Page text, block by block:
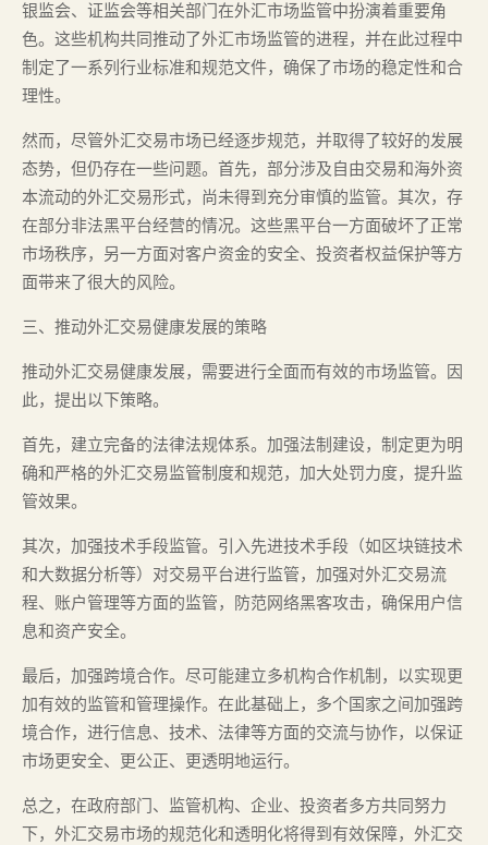
银监会、证监会等相关部门在外汇市场监管中扮演着重要角
色。这些机构共同推动了外汇市场监管的进程，并在此过程中
制定了一系列行业标准和规范文件，确保了市场的稳定性和合
理性。
然而，尽管外汇交易市场已经逐步规范，并取得了较好的发展
态势，但仍存在一些问题。首先，部分涉及自由交易和海外资
本流动的外汇交易形式，尚未得到充分审慎的监管。其次，存
在部分非法黑平台经营的情况。这些黑平台一方面破坏了正常
市场秩序，另一方面对客户资金的安全、投资者权益保护等方
面带来了很大的风险。
三、推动外汇交易健康发展的策略
推动外汇交易健康发展，需要进行全面而有效的市场监管。因
此，提出以下策略。
首先，建立完备的法律法规体系。加强法制建设，制定更为明
确和严格的外汇交易监管制度和规范，加大处罚力度，提升监
管效果。
其次，加强技术手段监管。引入先进技术手段（如区块链技术
和大数据分析等）对交易平台进行监管，加强对外汇交易流
程、账户管理等方面的监管，防范网络黑客攻击，确保用户信
息和资产安全。
最后，加强跨境合作。尽可能建立多机构合作机制，以实现更
加有效的监管和管理操作。在此基础上，多个国家之间加强跨
境合作，进行信息、技术、法律等方面的交流与协作，以保证
市场更安全、更公正、更透明地运行。
总之，在政府部门、监管机构、企业、投资者多方共同努力
下，外汇交易市场的规范化和透明化将得到有效保障，外汇交